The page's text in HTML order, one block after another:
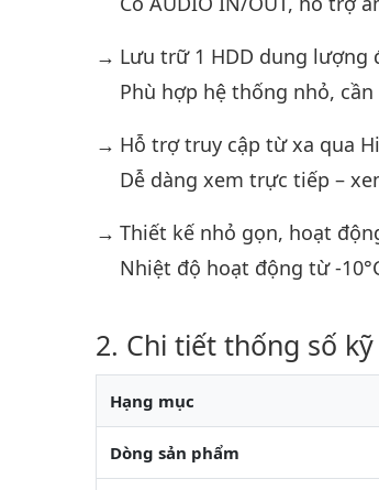
Lưu trữ 1 HDD dung lượng
Phù hợp hệ thống nhỏ,
Hỗ trợ truy cập từ xa qua
Dễ dàng xem trực tiếp –
Thiết kế nhỏ gọn, hoạt
Nhiệt độ hoạt động từ -
Chi tiết thống số
Hạng mục
Dòng sản phẩm